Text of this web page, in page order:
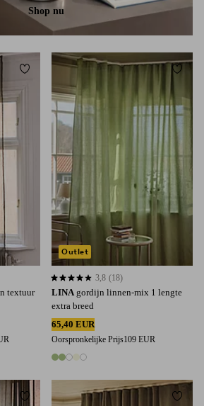
Shop nu
textuur
Toevoegen aan favorieten
LINA gordijn linnen-mix 1 lengte
extra breed
65,40 EUR
Oorspronkelijke Prijs109 EUR
5 kleuren
3,8 op basis van 18 beoordelingen
3,8 (18)
Outlet
220250 300
Toevoegen aan favorieten